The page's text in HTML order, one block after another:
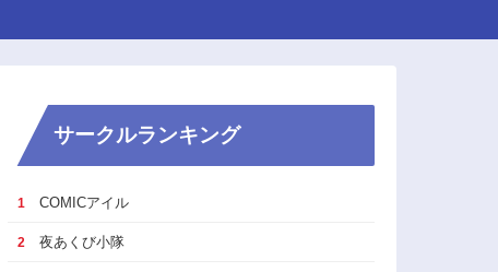
サークルランキング
1 COMICアイル
2 夜あくび小隊